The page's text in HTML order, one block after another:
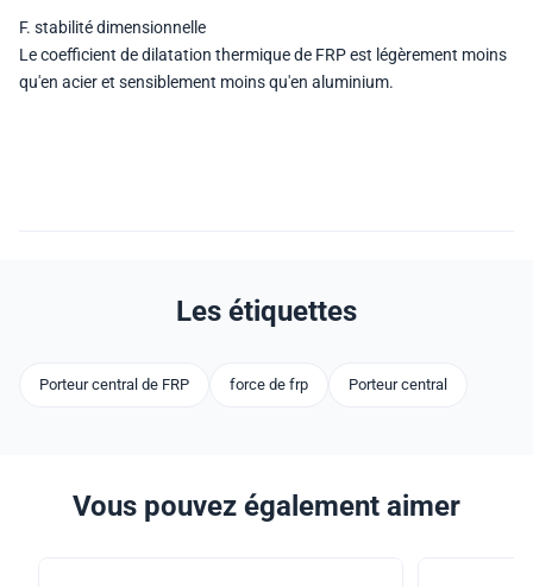
F. stabilité dimensionnelle
Le coefficient de dilatation thermique de FRP est légèrement moins
qu'en acier et sensiblement moins qu'en aluminium.
Les étiquettes
Porteur central de FRP force de frp Porteur central
Vous pouvez également aimer